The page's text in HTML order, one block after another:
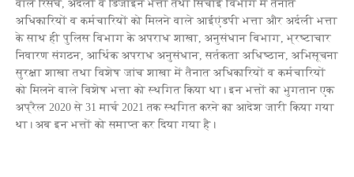
वाले रिसर्च, अर्दली व डिजाइन भत्ता तथा सिंचाई विभाग में तैनात
अधिकारियों व कर्मचारियों को मिलने वाले आईएंडपी भत्ता और अर्दली भत्ता
के साथ ही पुलिस विभाग के अपराध शाखा, अनुसंधान विभाग, भ्रष्टाचार
निवारण संगठन, आर्थिक अपराध अनुसंधान, सर्तकता अधिष्ठान, अभिसूचना
सुरक्षा शाखा तथा विशेष जांच शाखा में तैनात अधिकारियों व कर्मचारियों
को मिलने वाले विशेष भत्ता को स्थगित किया था। इन भत्तों का भुगतान एक
अप्रैल 2020 से 31 मार्च 2021 तक स्थगित करने का आदेश जारी किया गया
था। अब इन भत्तों को समाप्त कर दिया गया है।